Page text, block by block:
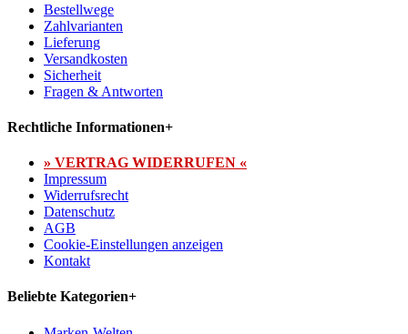
Bestellwege
Zahlvarianten
Lieferung
Versandkosten
Sicherheit
Fragen & Antworten
Rechtliche Informationen+
» VERTRAG WIDERRUFEN «
Impressum
Widerrufsrecht
Datenschutz
AGB
Cookie-Einstellungen anzeigen
Kontakt
Beliebte Kategorien+